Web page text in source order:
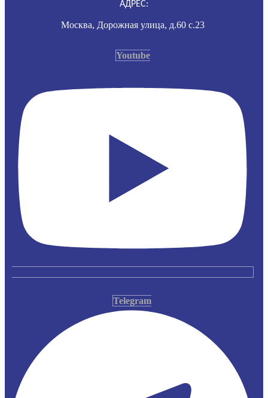
АДРЕС:
Москва, Дорожная улица, д.60 с.23
Youtube
Telegram